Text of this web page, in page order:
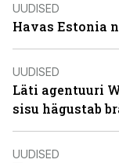
UUDISED
Havas Estonia
UUDISED
Läti agentuuri
sisu hägustab
UUDISED